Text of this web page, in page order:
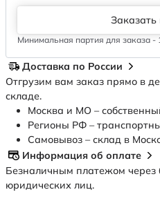
Заказать
Минимальная партия для заказа -
Доставка по России
Отгрузим вам заказ прямо в
складе.
Москва и МО –
Регионы РФ –
Самовывоз – склад в
Информация об оплате
Безналичным платежом через
юридических лиц.